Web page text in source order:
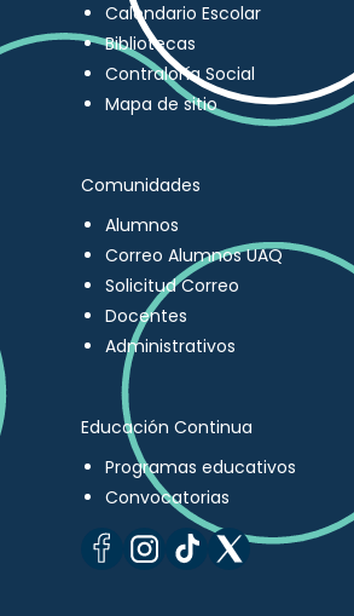
Calendario Escolar
Bibliotecas
Contraloría Social
Mapa de sitio
Comunidades
Alumnos
Correo Alumnos UAQ
Solicitud Correo
Docentes
Administrativos
Educación Continua
Programas educativos
Convocatorias